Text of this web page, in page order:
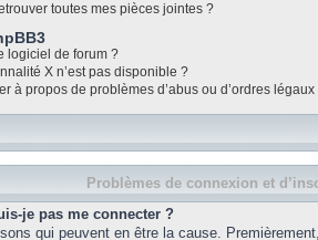
toutes mes pièces jointes ?
logiciel de forum ?
X n’est pas disponible ?
à propos de problèmes d’abus ou d’ordres
Problèmes de connexion et
je pas me connecter ?
qui peuvent en être la cause.